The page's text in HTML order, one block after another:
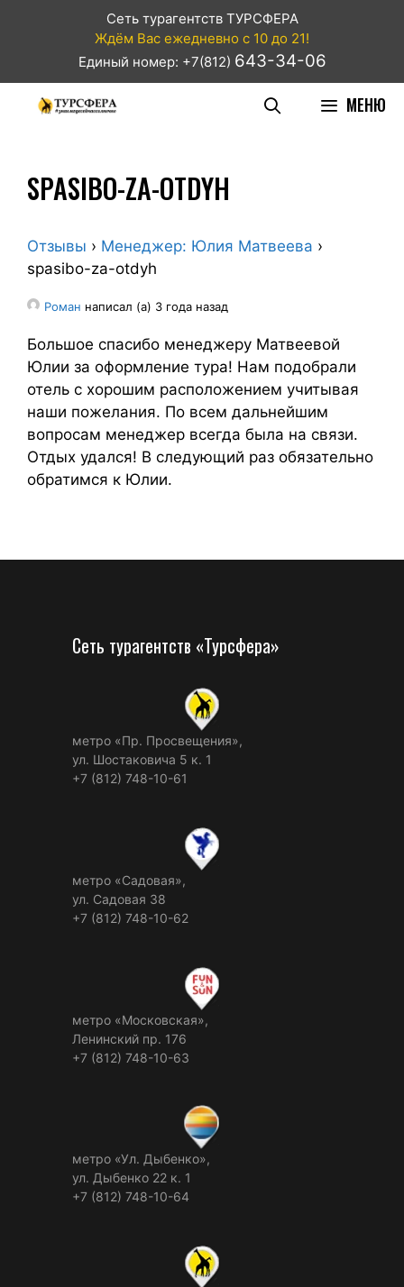
Сеть турагентств ТУРСФЕРА
Ждём Вас ежедневно с 10 до 21!
Единый номер: +7(812) 643-34-06
МЕНЮ
SPASIBO-ZA-OTDYH
Отзывы › Менеджер: Юлия Матвеева ›
spasibo-za-otdyh
Роман написал (а) 3 года назад
Большое спасибо менеджеру Матвеевой
Юлии за оформление тура! Нам подобрали
отель с хорошим расположением учитывая
наши пожелания. По всем дальнейшим
вопросам менеджер всегда была на связи.
Отдых удался! В следующий раз обязательно
обратимся к Юлии.
Сеть турагентств «Турсфера»
метро «Пр. Просвещения»,
ул. Шостаковича 5 к. 1
+7 (812) 748-10-61
метро «Садовая»,
ул. Садовая 38
+7 (812) 748-10-62
метро «Московская»,
Ленинский пр. 176
+7 (812) 748-10-63
метро «Ул. Дыбенко»,
ул. Дыбенко 22 к. 1
+7 (812) 748-10-64